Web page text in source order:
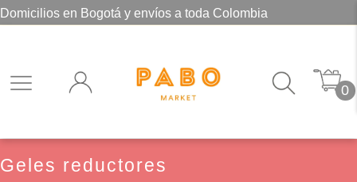
Domicilios en Bogotá y envíos a toda Colombia
0
Geles reductores